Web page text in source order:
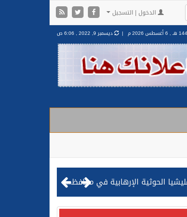
الدخول | التسجيل
6 أغسطس 2026 م | ديسمبر 9, 2022 , 6:06 ص
الإرهابية في محافظة الحديدة